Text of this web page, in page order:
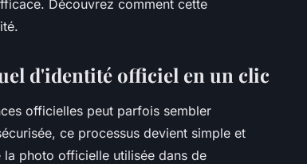
Découvrez comment cette
d'identité officiel en un clic
officielles peut parfois sembler
ce processus devient simple et
photo officielle utilisée dans de